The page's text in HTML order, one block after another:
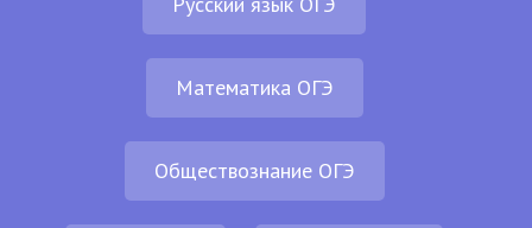
Математика ОГЭ
Обществознание ОГЭ